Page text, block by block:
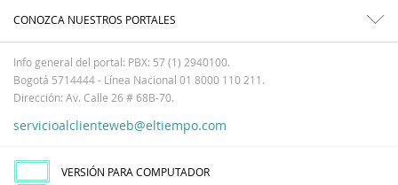
CONOZCA NUESTROS PORTALES
Info general del portal: PBX: 57 (1) 2940100.
Bogotá 5714444 - Línea Nacional 01 8000 110 211.
Dirección: Av. Calle 26 # 68B-70.
servicioalclienteweb@eltiempo.com
VERSIÓN PARA COMPUTADOR